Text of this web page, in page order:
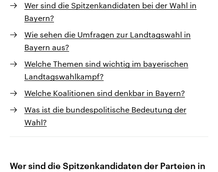
Wer sind die Spitzenkandidaten bei der Wahl in
Bayern?
Wie sehen die Umfragen zur Landtagswahl in
Bayern aus?
Welche Themen sind wichtig im bayerischen
Landtagswahlkampf?
Welche Koalitionen sind denkbar in Bayern?
Was ist die bundespolitische Bedeutung der
Wahl?
Wer sind die Spitzenkandidaten der Parteien in